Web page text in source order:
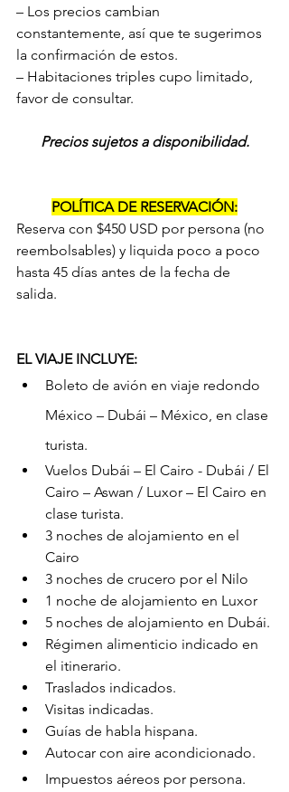
– Los precios cambian
constantemente, así que te sugerimos
la confirmación de estos.
– Habitaciones triples cupo limitado,
favor de consultar.
Precios sujetos a disponibilidad.
POLÍTICA DE RESERVACIÓN:
Reserva con $450 USD por persona (no
reembolsables) y liquida poco a poco
hasta 45 días antes de la fecha de
salida.
EL VIAJE INCLUYE:
Boleto de avión en viaje redondo
México – Dubái – México, en clase
turista.
Vuelos Dubái – El Cairo - Dubái / El
Cairo – Aswan / Luxor – El Cairo en
clase turista.
3 noches de alojamiento en el
Cairo
3 noches de crucero por el Nilo
1 noche de alojamiento en Luxor
5 noches de alojamiento en Dubái.
Régimen alimenticio indicado en
el itinerario.
Traslados indicados.
Visitas indicadas.
Guías de habla hispana.
Autocar con aire acondicionado.
Impuestos aéreos por persona.